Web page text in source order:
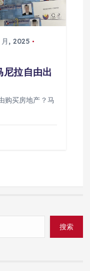
, 2025
尼拉自由出
购买房地产？马
搜索